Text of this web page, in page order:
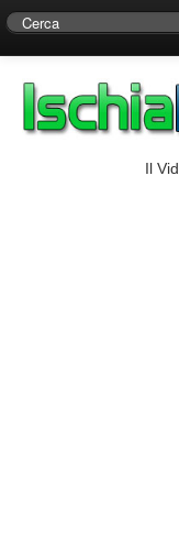
Centro di Ricerche
Il